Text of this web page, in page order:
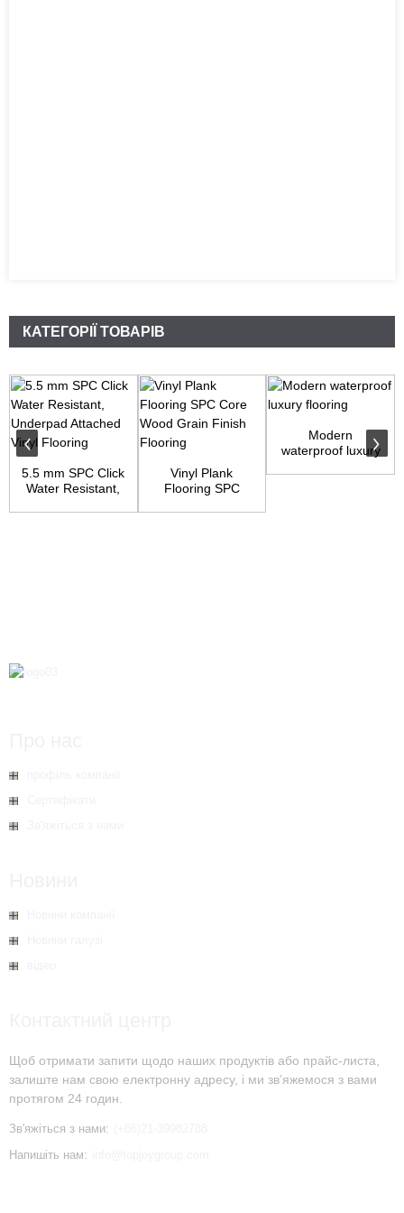
КАТЕГОРІЇ ТОВАРІВ
5.5 mm SPC Click
Water Resistant,
Vinyl Plank
Flooring SPC
Modern
waterproof luxury
Щоб отримати запити щодо наших продуктів або прайс-листа,
залиште нам свою електронну адресу, і ми зв’яжемося з вами
протягом 24 годин.
Зв'яжіться з нами:
Напишіть нам: